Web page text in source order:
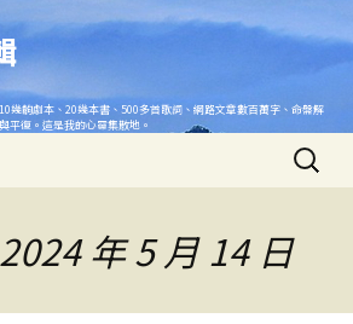
幾齣劇本、20幾本書、500多首歌詞、網路文章數百萬字、命盤解
平復。這是我的心靈集散地。
搜
尋
鍵
字:
年 5 月 14 日